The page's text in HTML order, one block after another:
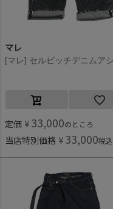
マレ
定価 ¥ 33,000のところ
当店特別価格 ¥ 33,000税込